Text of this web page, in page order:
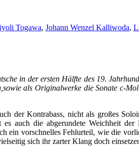
Togawa, Johann Wenzel Kalliwoda,
in der ersten Hälfte des 19.
als Originalwerke die Sonate c-
der Kontrabass, nicht als großes
auch die abgerundete Weichheit
ein vorschnelles Fehlurteil, wie die
sich ihr zarter Klang doch